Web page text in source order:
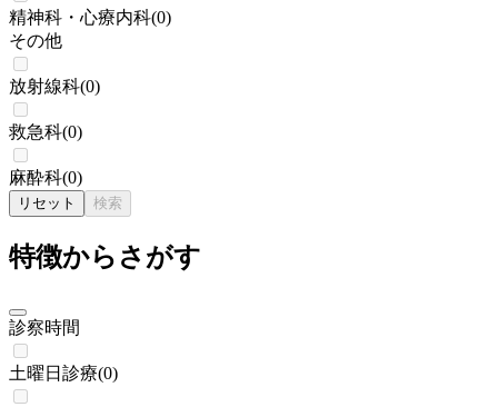
精神科・心療内科(0)
その他
放射線科(0)
救急科(0)
麻酔科(0)
リセット 検索
特徴からさがす
診察時間
土曜日診療(0)